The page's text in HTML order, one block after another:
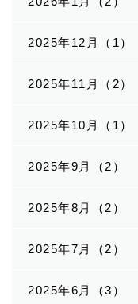
2025年12月（1）
2025年11月（2）
2025年10月（1）
2025年9月（2）
2025年8月（2）
2025年7月（2）
2025年6月（3）